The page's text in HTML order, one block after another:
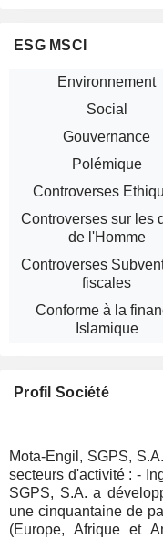
ESG MSCI
Environnement
Social
Gouvernance
Polémique
Controverses
Controverses sur les
de l'Homme
Controverses
fiscales
Conforme à la
Islamique
Profil Société
Mota-Engil, SGPS,
secteurs d'activité : - Ingénierie et Construction : Mota-Engil,
SGPS, S.A. a
une cinquantaine de
(Europe, Afrique et